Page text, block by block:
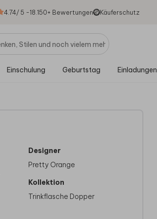
4.74/ 5 -18.150+ Bewertungen Käuferschutz
Einschulung Geburtstag Einladungen
Designer
Pretty Orange
Kollektion
Trinkflasche Dopper